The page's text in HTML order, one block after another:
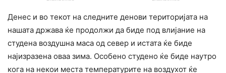
Денес и во текот на следните денови територијата на
нашата држава ќе продолжи да биде под влијание на
студена воздушна маса од север и истата ќе биде
најизразена оваа зима. Особено студено ќе биде наутро
кога на некои места температурите на воздухот ќе